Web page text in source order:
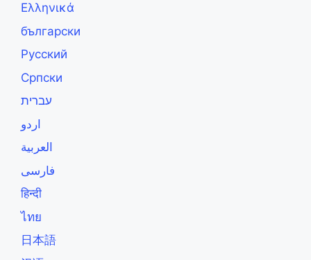
Ελληνικά
български
Русский
Српски
עברית
اردو
العربية
فارسی
हिन्दी
ไทย
日本語